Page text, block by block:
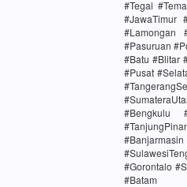
#Tegal
#JawaTimur
#Lamongan
#Pasuruan
#Batu #Blitar
#Pusat
#Bengkulu
#Banjarmasin
#Gorontalo
#Batam